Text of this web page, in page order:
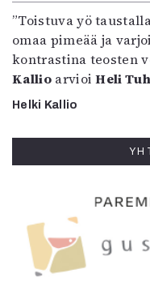
”Toistuva yö
omaa pimeää ja
kontrastina teosten
KallioarvioiHeli
Helki Kallio